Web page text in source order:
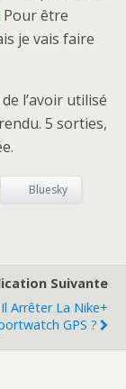
Pour être
je vais faire
l’avoir utilisé
5 sorties,
Bluesky
Suivante
Arrêter La Nike+
GPS ?